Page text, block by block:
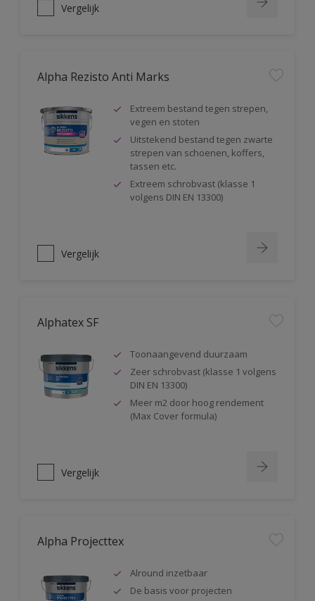
Vergelijk
Alpha Rezisto Anti Marks
Extreem bestand tegen strepen,
vegen en stoten
Uitstekend bestand tegen zwarte
strepen van schoenen, koffers,
tassen etc.
Extreem schrobvast (klasse 1
volgens DIN EN 13300)
Vergelijk
Alphatex SF
Toonaangevend duurzaam
Zeer schrobvast (klasse 1 volgens
DIN EN 13300)
Meer m2 door hoog rendement
(Max Cover formula)
Vergelijk
Alpha Projecttex
Alround inzetbaar
De basis voor projecten